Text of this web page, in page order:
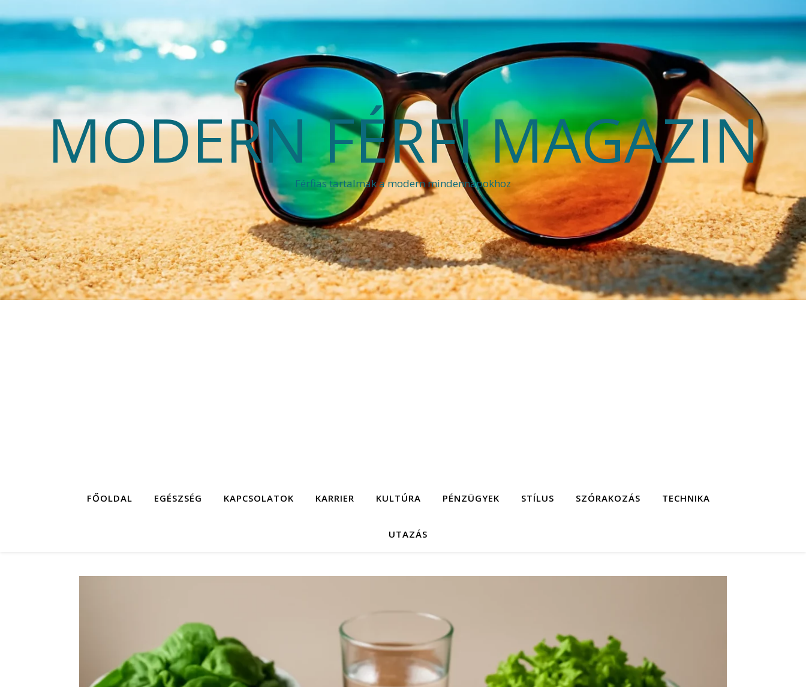
MODERN FÉRFI MAGAZIN
Férfias tartalmak a modern mindennapokhoz
FŐOLDAL EGÉSZSÉG KAPCSOLATOK KARRIER KULTÚRA PÉNZÜGYEK STÍLUS SZÓRAKOZÁS TECHNIKA
UTAZÁS